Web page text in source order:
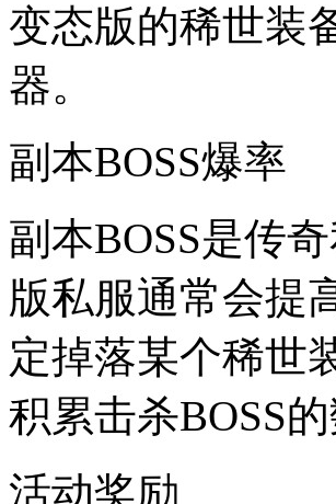
变态版的稀世装
器。
副本BOSS爆率
副本BOSS是传
版私服通常会提
定掉落某个稀世
积累击杀BOSS
活动奖励